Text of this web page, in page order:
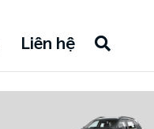
Liên hệ